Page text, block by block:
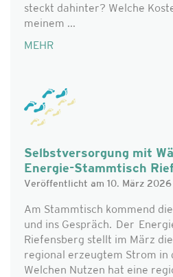
steckt dahinter? Welche
meinem ...
MEHR
Selbstversorgung mit
Energie-Stammtisch
Veröffentlicht am 10. März 2026
Am Stammtisch kommend
und ins Gespräch. Der
Riefensberg stellt im März
regional erzeugtem Strom in
Welchen Nutzen hat eine